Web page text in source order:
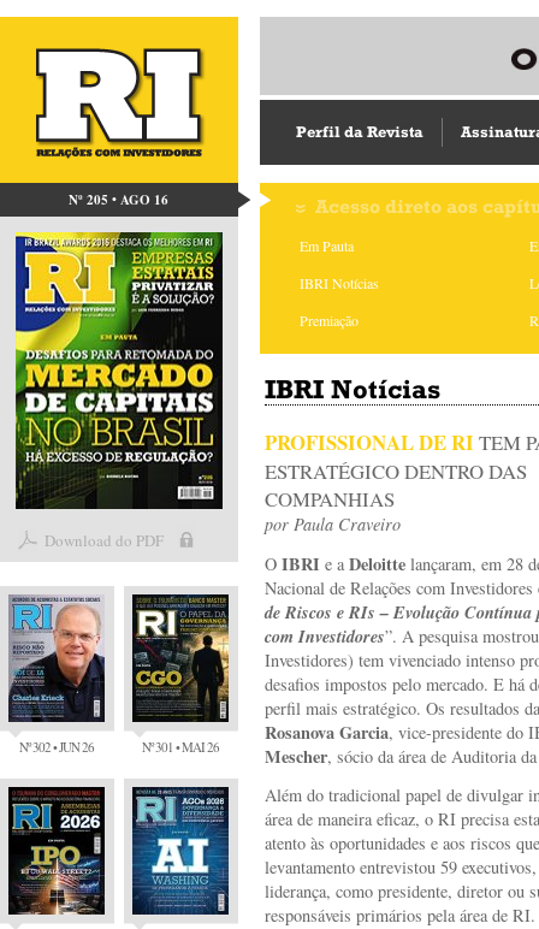
Nº 205 • AGO 16
Download do PDF
Nº 302 • JUN 26 Nº 301 • MAI 26
Perfil da Revista
Acesso direto aos
Em Pauta
IBRI Notícias
Premiação
IBRI Notícias
PROFISSIONAL DE RI TEM
ESTRATÉGICO DENTRO DAS
COMPANHIAS
por Paula Craveiro
O IBRI e a Deloitte lançaram, em 28
Nacional de Relações com
de Riscos e RIs – Evolução
com Investidores”. A pesquisa
Investidores) tem vivenciado intenso
desafios impostos pelo mercado. E há
perfil mais estratégico. Os resultados
Rosanova Garcia, vice-presidente do
Mescher, sócio da área de Auditoria
Além do tradicional papel de divulgar
área de maneira eficaz, o RI precisa
atento às oportunidades e aos riscos
levantamento entrevistou 59
liderança, como presidente, diretor ou
responsáveis primários pela área de RI.